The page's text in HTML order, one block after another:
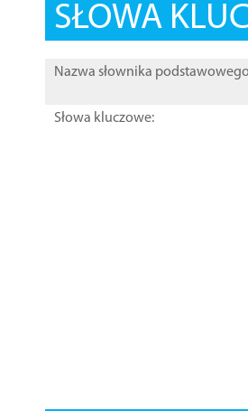
SŁOWA
Nazwa słownika
Słowa kluczowe: